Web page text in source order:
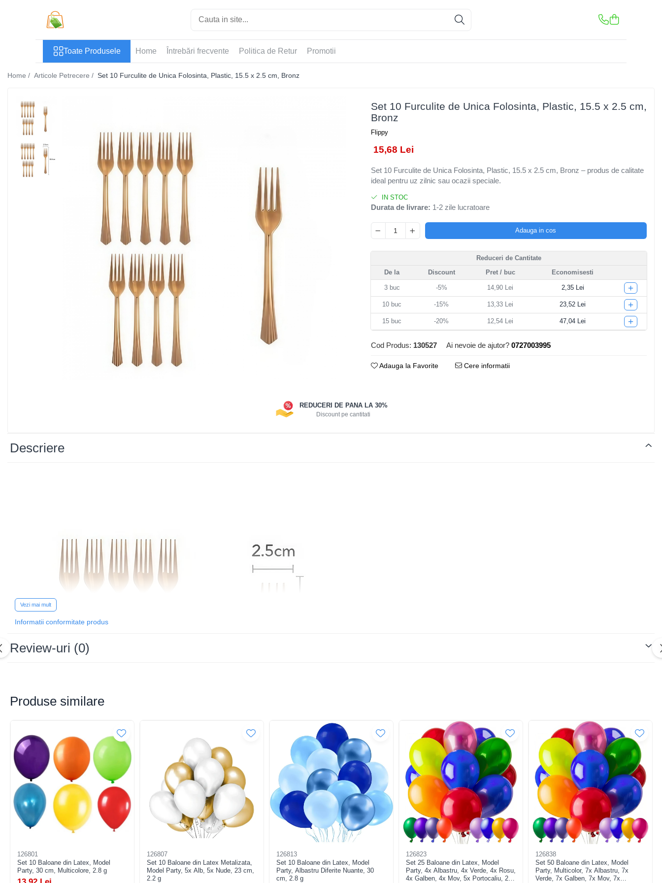
Casa si Bricolaj
Articole pentru Bucatarie
Accesorii Bucătărie
Forme cuburi de gheata
Genti Termoizolante Mancare
Organizatoare si Depozitare
Articole pentru Casa si Curatenie
Uscatoare si Standere Haine
Pelerine, Umbrele si Accesorii
Videoproiectoare
Kit-uri Siguranţă Auto
Suporti auto
Articole de plaja
Articole Diverse copii
Genti, Portofele, Penare
Ingrijire Unghii
Jucarii Creative
Jucarii pentru copii
Jucarii si Jocuri
Jucarii si Jocuri
Markere si Set Desen
Scaune de masa bebe
Articole Petrecere
Toate Produsele Home Întrebări frecvente Politica de Retur Promotii
Home / Articole Petrecere / Set 10 Furculite de Unica Folosinta, Plastic, 15.5 x 2.5 cm, Bronz
Set 10 Furculite de Unica Folosinta, Plastic, 15.5 x 2.5 cm,
Bronz
Flippy
15,68 Lei
Set 10 Furculite de Unica Folosinta, Plastic, 15.5 x 2.5 cm, Bronz – produs de calitate
ideal pentru uz zilnic sau ocazii speciale.
IN STOC
Durata de livrare: 1-2 zile lucratoare
Adauga in cos
Reduceri de Cantitate
De la
Discount Pret / buc Economisesti
3buc -5% 14,90 Lei 2,35 Lei +
10 buc -15% 13,33 Lei 23,52 Lei +
15 buc -20% 12,54 Lei 47,04 Lei +
Cod Produs: 130527 Ai nevoie de ajutor? 0727003995
Adauga la Favorite Cere informatii
REDUCERI DE PANA LA 30%
Discount pe cantitati
Descriere
Descriere:
Vezi mai mult
Informatii conformitate produs
Review-uri (0)
Produse similare
126801
Set 10 Baloane din Latex, Model
Party, 30 cm, Multicolore, 2.8 g
126807
Set 10 Baloane din Latex Metalizata,
Model Party, 5x Alb, 5x Nude, 23 cm,
2.2 g
126813
Set 10 Baloane din Latex, Model
Party, Albastru Diferite Nuante, 30
cm, 2.8 g
126823
Set 25 Baloane din Latex, Model
Party, 4x Albastru, 4x Verde, 4x Rosu,
4x Galben, 4x Mov, 5x Portocaliu, 23
126838
Set 50 Baloane din Latex, Model
Party, Multicolor, 7x Albastru, 7x
Verde, 7x Galben, 7x Mov, 7x